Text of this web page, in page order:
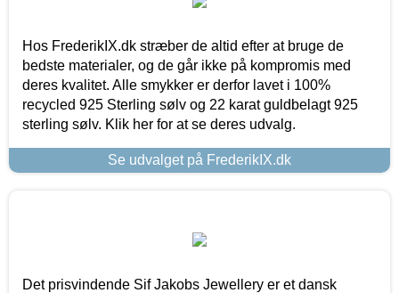
Hos FrederikIX.dk stræber de altid efter at bruge de
bedste materialer, og de går ikke på kompromis med
deres kvalitet. Alle smykker er derfor lavet i 100%
recycled 925 Sterling sølv og 22 karat guldbelagt 925
sterling sølv. Klik her for at se deres udvalg.
Se udvalget på FrederikIX.dk
Det prisvindende Sif Jakobs Jewellery er et dansk